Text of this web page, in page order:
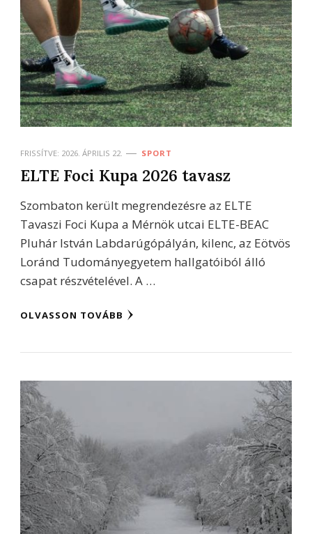
FRISSÍTVE: 2026. ÁPRILIS 22. SPORT
ELTE Foci Kupa 2026 tavasz
Szombaton került megrendezésre az ELTE
Tavaszi Foci Kupa a Mérnök utcai ELTE-BEAC
Pluhár István Labdarúgópályán, kilenc, az Eötvös
Loránd Tudományegyetem hallgatóiból álló
csapat részvételével. A …
OLVASSON TOVÁBB